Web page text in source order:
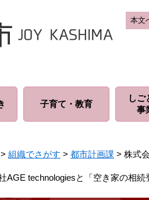
本文
子育て・ 教育
しご
事
> 組織でさがす > 都市計画課 > 株式
AGE technologiesと「空き家の相